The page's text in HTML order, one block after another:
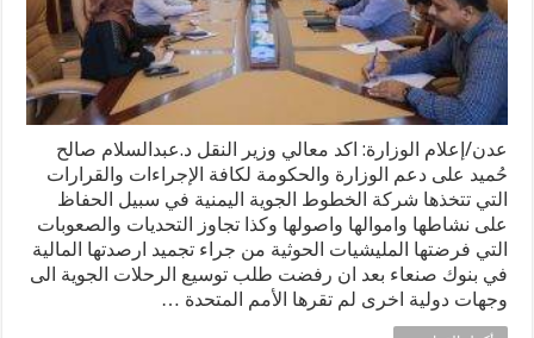
عدن/إعلام الوزارة: اكد معالي وزير النقل د.عبدالسلام صالح
حُميد على دعم الوزارة والحكومة لكافة الإجراءات والقرارات
التي تتخذها شركة الخطوط الجوية اليمنية في سبيل الحفاظ
على نشاطها واموالها واصولها وكذا تجاوز التحديات والصعوبات
التي فرضتها المليشيات الحوثية من جراء تجميد ارصدتها المالية
في بنوك صنعاء بعد ان رفضت طلب توسيع الرحلات الجوية الى
وجهات دولية اخرى لم تقرها الأمم المتحدة …